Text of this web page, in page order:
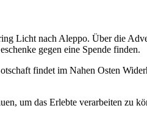
Licht nach Aleppo. Über die
gegen eine Spende finden.
findet im Nahen Osten
um das Erlebte verarbeiten zu